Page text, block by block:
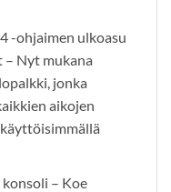
-ohjaimen ulkoasu
Nyt mukana
jonka
aikojen
– Koe